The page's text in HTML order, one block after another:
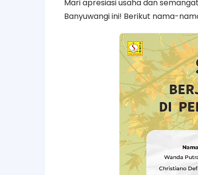
Mari apresiasi usaha dan
Banyuwangi ini! Berikut nama-